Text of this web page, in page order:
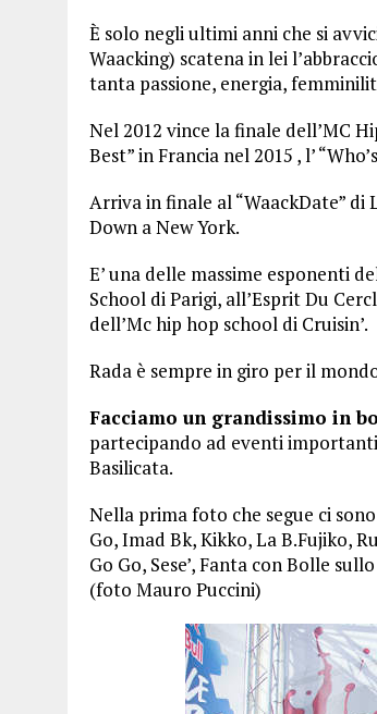
È solo negli ultimi anni che si
Waacking) scatena in lei
tanta passione, energia,
Nel 2012 vince la finale dell’MC
Best” in Francia nel 2015 , l’
Arriva in finale al “WaackDate”
Down a New York.
E’ una delle massime esponenti
School di Parigi, all’Esprit Du
dell’Mc hip hop school di Cruisin’.
Rada è sempre in giro per il
Facciamo un grandissimo in
partecipando ad eventi
Basilicata.
Nella prima foto che segue ci
Go, Imad Bk, Kikko, La B.Fujiko,
Go Go, Sese’, Fanta con Bolle
(foto Mauro Puccini)